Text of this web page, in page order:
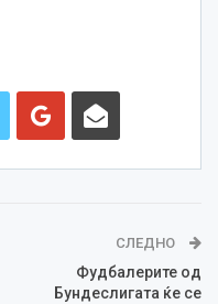
СЛЕДНО
Фудбалерите од
Бундеслигата ќе се